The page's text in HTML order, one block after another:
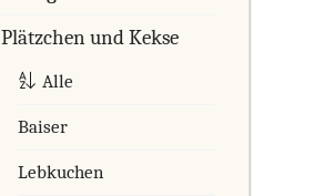
Plätzchen und Kekse
Alle
Baiser
Lebkuchen